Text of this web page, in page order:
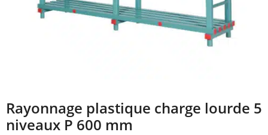
Rayonnage plastique charge lourde 5
niveaux P 600 mm